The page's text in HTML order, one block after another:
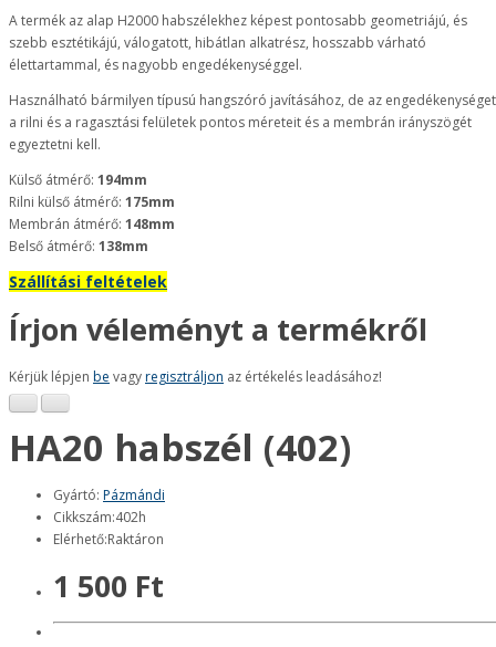
A termék az alap H2000 habszélekhez képest pontosabb geometriájú, és
szebb esztétikájú, válogatott, hibátlan alkatrész, hosszabb várható
élettartammal, és nagyobb engedékenységgel.
Használható bármilyen típusú hangszóró javításához, de az
a rilni és a ragasztási felületek pontos méreteit és a membrán irányszögét
egyeztetni kell.
Külső átmérő: 194mm
Rilni külső átmérő: 175mm
Membrán átmérő: 148mm
Belső átmérő: 138mm
Szállítási feltételek
Írjon véleményt a termékről
Kérjük lépjen be vagyregisztráljon az értékelés leadásához!
HA20 habszél (402)
Gyártó: Pázmándi
Cikkszám:402h
Elérhető:Raktáron
1 500 Ft